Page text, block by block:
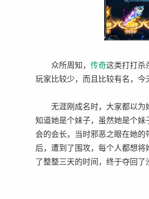
众所周知， 传奇这类打打杀
玩家比较少，而且比较有名，今
无涯刚成名时，大家都以为
知道她是个妹子，虽然她是个
会的会长，当时邪恶之眼在她
后，遭到了围攻，每个人都想
了整整三天的时间，终于夺回了